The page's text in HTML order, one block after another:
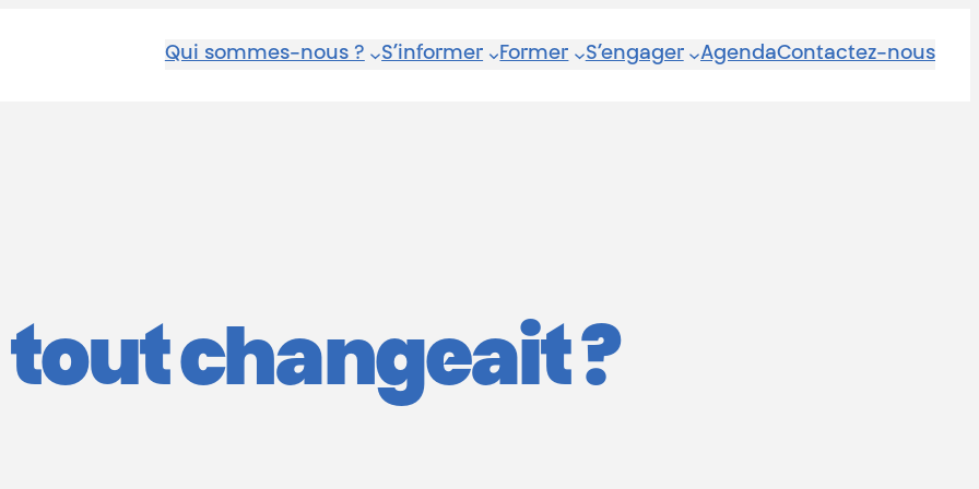
Qui sommes-nous ? S’informer Former S’engager AgendaContactez-nous
tout changeait ?